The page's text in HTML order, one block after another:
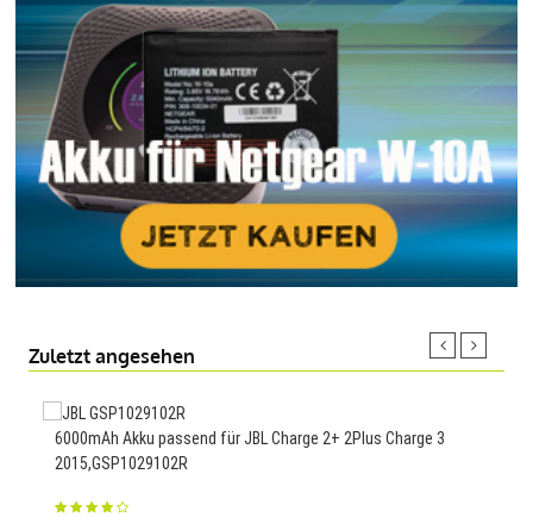
Zuletzt angesehen
6000mAh Akku passend für JBL Charge 2+ 2Plus Charge 3
2015,GSP1029102R